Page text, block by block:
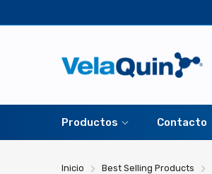
Productos Contacto
Inicio Best Selling Products